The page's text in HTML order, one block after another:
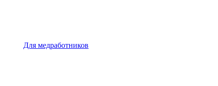
Для медработников